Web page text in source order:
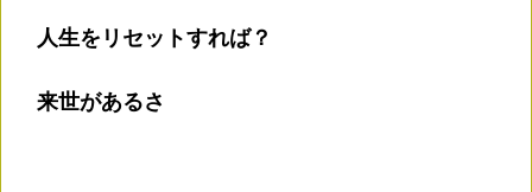
人生をリセットすれば？
来世があるさ